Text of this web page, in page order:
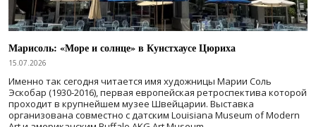
Марисоль: «Море и солнце» в Кунстхаусе Цюриха
15.07.2026
Именно так сегодня читается имя художницы Марии Соль
Эскобар (1930-2016), первая европейская ретроспектива которой
проходит в крупнейшем музее Швейцарии. Выставка
организована совместно с датским Louisiana Museum of Modern